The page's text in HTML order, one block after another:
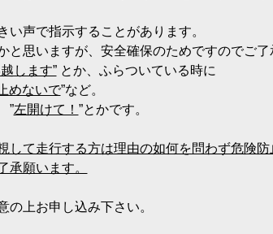
声で指示することがあります。
と思いますが、安全確保のためですのでご了
します” とか、ふらついている時に
めないで”など。
”左開けて！ ”とかです。
して走行する方は理由の如何を問わず危険防
承願います。
の上お申し込み下さい。